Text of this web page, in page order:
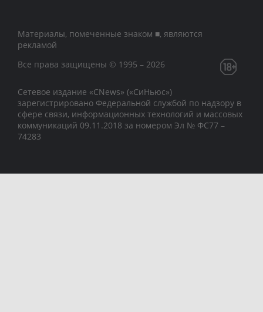
Материалы, помеченные знаком ■, являются
рекламой
Все права защищены © 1995 – 2026
Сетевое издание «CNews» («СиНьюс»)
зарегистрировано Федеральной службой по надзору в
сфере связи, информационных технологий и массовых
коммуникаций 09.11.2018 за номером Эл № ФС77 –
74283